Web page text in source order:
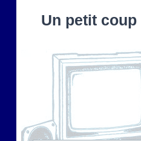
Un petit